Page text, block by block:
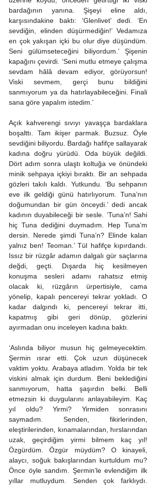
bardağının yanına. Şişeyi eline aldı,
karşısındakine baktı: ‘Glenlivet’ dedi. ‘En
sevdiğin, elinden düşürmediğin!’ Vedamıza
en çok yakışan içki bu olur diye düşündüm.
Seni gülümseteceğini biliyordum.’ Şişenin
kapağını çevirdi. ‘Seni mutlu etmeye çalışma
sevdam hâlâ devam ediyor, görüyorsun!
Viski sevmem, gerçi bunu bildiğini
sanmıyorum ya da hatırlayabileceğini. Finali
sana göre yapalım istedim.’
Açık kahverengi sıvıyı yavaşça bardaklara
boşalttı. Tam ikişer parmak. Buzsuz. Öyle
sevdiğini biliyordu. Bardağı hafifçe sallayarak
kadına doğru yürüdü. Oda büyük değildi.
Dört adım sonra ulaştı koltuğa ve önündeki
minik sehpaya içkiyi bıraktı. Bir an sehpada
gözleri takılı kaldı. Yutkundu. ‘Bu sehpanın
eve ilk geldiği günü hatırlıyorum. Tuna’nın
doğumundan bir gün önceydi.’ dedi ancak
kadının duyabileceği bir sesle. ‘Tuna’n! Sahi
hiç Tuna dediğini duymadım. Hep Tuna’m
dersin. Nerede şimdi Tuna’n? Elinde kalan
yalnız ben! Teoman.’ Tül hafifçe kıpırdandı.
Issız bir rüzgâr adamın dalgalı gür saçlarına
değdi, geçti. Dışarda hiç kesilmeyen
konuşma sesleri adamı rahatsız etmiş
olacak ki, rüzgârın ürpertisiyle, cama
yönelip, kapalı pencereyi tekrar yokladı. O
kadar dalgındı ki, pencereyi tekrar itti,
kapatmış gibi geri dönüp, gözlerini
ayırmadan onu inceleyen kadına baktı.
‘Aslında biliyor musun hiç gelmeyecektim.
Şermin ısrar etti. Çok uzun düşünecek
vaktim yoktu. Arabaya atladım. Yolda bir tek
viskini almak için durdum. Beni beklediğini
sanmıyorum, hatta şaşırdın belki. Belli
etmezsin ki duygularını anlayabileyim. Kaç
yıl oldu? Yirmi? Yirmiden sonrasını
saymadım. Senden, fikirlerinden,
eleştirilerinden, kınamalarından, hırslarından
uzak, geçirdiğim yirmi bilmem kaç yıl!
Özgürdüm. Özgür müydüm? O kinayeli,
alaycı, soğuk bakışlarından kurtuldum mu?
Önce öyle sandım. Şermin’le evlendiğim ilk
yıllar mutluydum. Senden çok farklıydı.